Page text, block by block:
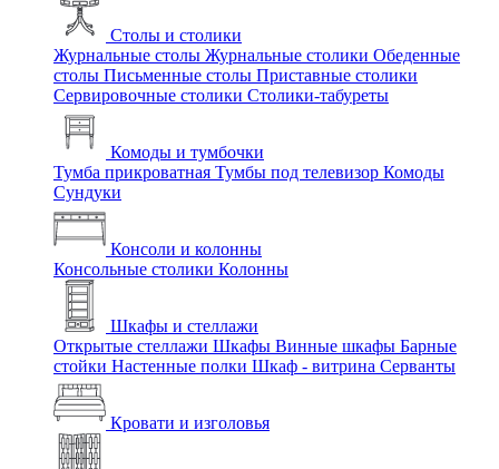
Столы и столики
Журнальные столы Журнальные столики Обеденные
столы Письменные столы Приставные столики
Сервировочные столики Столики-табуреты
Комоды и тумбочки
Тумба прикроватная Тумбы под телевизор Комоды
Сундуки
Консоли и колонны
Консольные столики Колонны
Шкафы и стеллажи
Открытые стеллажи Шкафы Винные шкафы Барные
стойки Настенные полки Шкаф - витрина Серванты
Кровати и изголовья